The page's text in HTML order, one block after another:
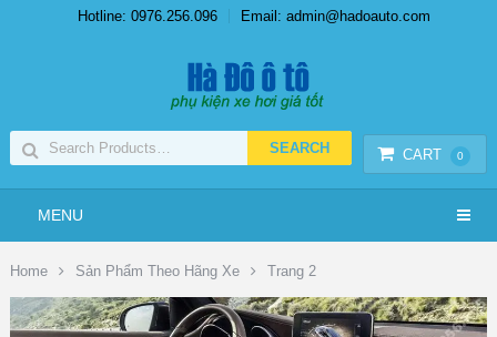
Hotline: 0976.256.096 Email: admin@hadoauto.com
CART 0
MENU
Home Sản Phẩm Theo Hãng Xe Trang 2